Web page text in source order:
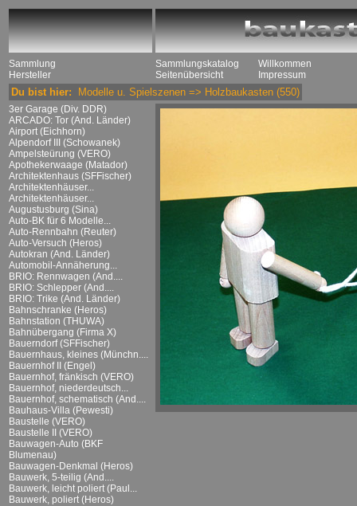
Sammlung
Hersteller
Sammlungskatalog
Seitenübersicht
Willkommen
Impressum
Du bist hier: Modelle u. Spielszenen => Holzbaukasten (550)
3er Garage (Div. DDR)
ARCADO: Tor (And. Länder)
Airport (Eichhorn)
Alpendorf III (Schowanek)
Ampelsteürung (VERO)
Apothekerwaage (Matador)
Architektenhaus (SFFischer)
Architektenhäuser...
Architektenhäuser...
Augustusburg (Sina)
Auto-BK für 6 Modelle...
Auto-Rennbahn (Reuter)
Auto-Versuch (Heros)
Autokran (And. Länder)
Automobil-Annäherung...
BRIO: Rennwagen (And....
BRIO: Schlepper (And....
BRIO: Trike (And. Länder)
Bahnschranke (Heros)
Bahnstation (THUWA)
Bahnübergang (Firma X)
Bauerndorf (SFFischer)
Bauernhaus, kleines (Münchn....
Bauernhof II (Engel)
Bauernhof, fränkisch (VERO)
Bauernhof, niederdeutsch...
Bauernhof, schematisch (And....
Bauhaus-Villa (Pewesti)
Baustelle (VERO)
Baustelle II (VERO)
Bauwagen-Auto (BKF
Blumenau)
Bauwagen-Denkmal (Heros)
Bauwerk, 5-teilig (And....
Bauwerk, leicht poliert (Paul...
Bauwerk, poliert (Heros)